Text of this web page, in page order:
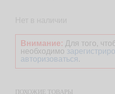
Внимание: Для того,
необходимо
авторизоваться .
ПОХОЖИЕ ТОВАРЫ